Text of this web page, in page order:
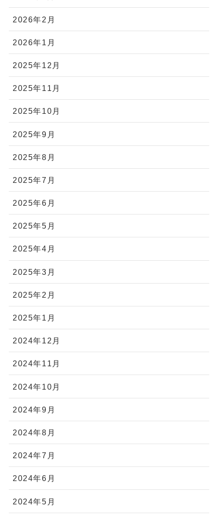
2026年2月
2026年1月
2025年12月
2025年11月
2025年10月
2025年9月
2025年8月
2025年7月
2025年6月
2025年5月
2025年4月
2025年3月
2025年2月
2025年1月
2024年12月
2024年11月
2024年10月
2024年9月
2024年8月
2024年7月
2024年6月
2024年5月